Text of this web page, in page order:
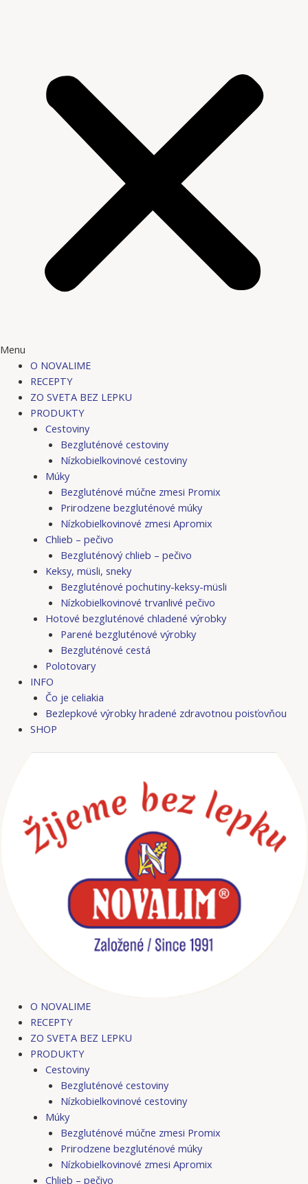
Menu
O NOVALIME
RECEPTY
ZO SVETA BEZ LEPKU
PRODUKTY
Cestoviny
Bezgluténové cestoviny
Nízkobielkovinové cestoviny
Múky
Bezgluténové múčne zmesi Promix
Prirodzene bezgluténové múky
Nízkobielkovinové zmesi Apromix
Chlieb – pečivo
Bezgluténový chlieb – pečivo
Keksy, müsli, sneky
Bezgluténové pochutiny-keksy-müsli
Nízkobielkovinové trvanlivé pečivo
Hotové bezgluténové chladené výrobky
Parené bezgluténové výrobky
Bezgluténové cestá
Polotovary
INFO
Čo je celiakia
Bezlepkové výrobky hradené zdravotnou poisťovňou
SHOP
O NOVALIME
RECEPTY
ZO SVETA BEZ LEPKU
PRODUKTY
Cestoviny
Bezgluténové cestoviny
Nízkobielkovinové cestoviny
Múky
Bezgluténové múčne zmesi Promix
Prirodzene bezgluténové múky
Nízkobielkovinové zmesi Apromix
Chlieb – pečivo